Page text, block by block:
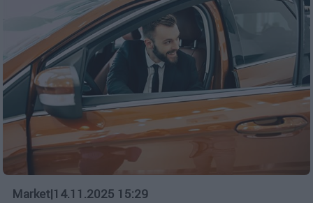
Market|14.11.2025 15:29